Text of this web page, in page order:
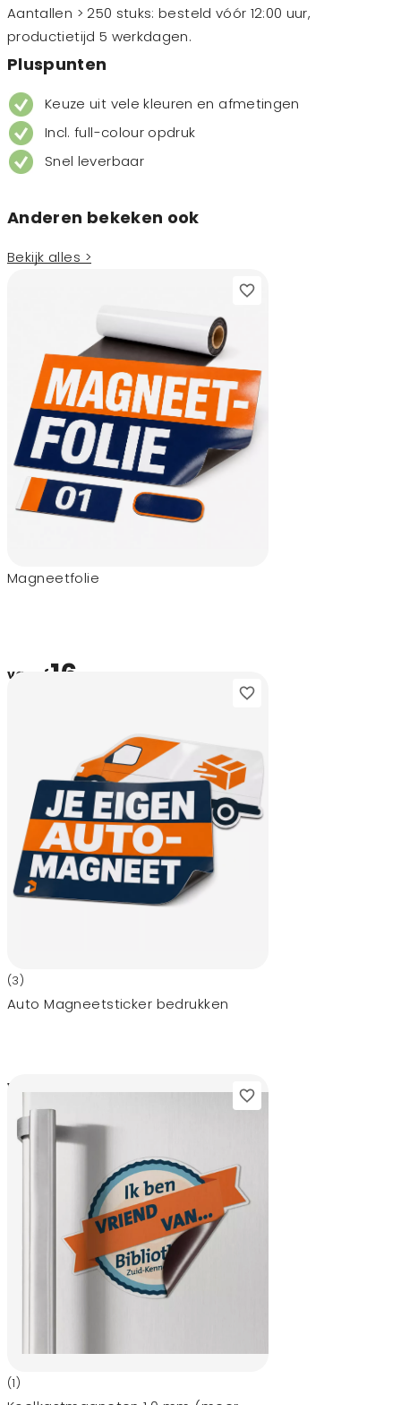
Aantallen > 250 stuks: besteld vóór 12:00 uur,
productietijd 5 werkdagen.
Pluspunten
Keuze uit vele kleuren en afmetingen
Incl. full-colour opdruk
Snel leverbaar
Anderen bekeken ook
Bekijk alles >
Magneetfolie
vanaf16,-
(3)
Auto Magneetsticker bedrukken
vanaf 20,-
(1)